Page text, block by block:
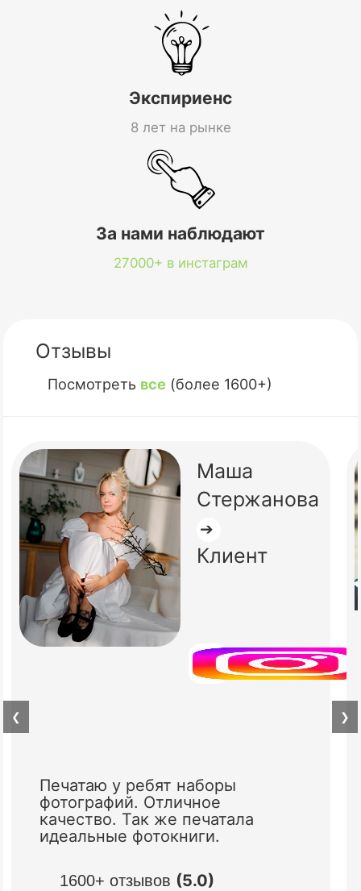
Экспириенс
8 лет на рынке
За нами наблюдают
27000+ в инстаграм
Отзывы
Посмотреть все (более 1600+)
Маша
Стержанова
➔
Клиент
1600+ отзывов (5.0)
Печатаю у ребят наборы
фотографий. Отличное
качество. Так же печатала
идеальные фотокниги.
❮ ❯